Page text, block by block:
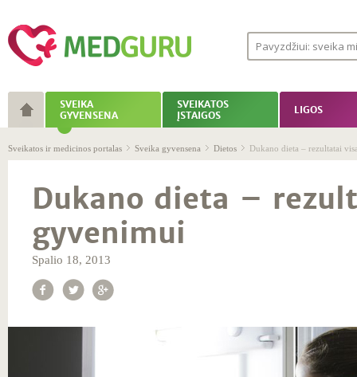
SVEIKA
GYVENSENA
SVEIKATOS
ĮSTAIGOS
LIGOS
Sveikatos ir medicinos portalas Sveika gyvensena Dietos Dukano dieta – rezultatai
Dukano dieta –
gyvenimui
Spalio 18, 2013